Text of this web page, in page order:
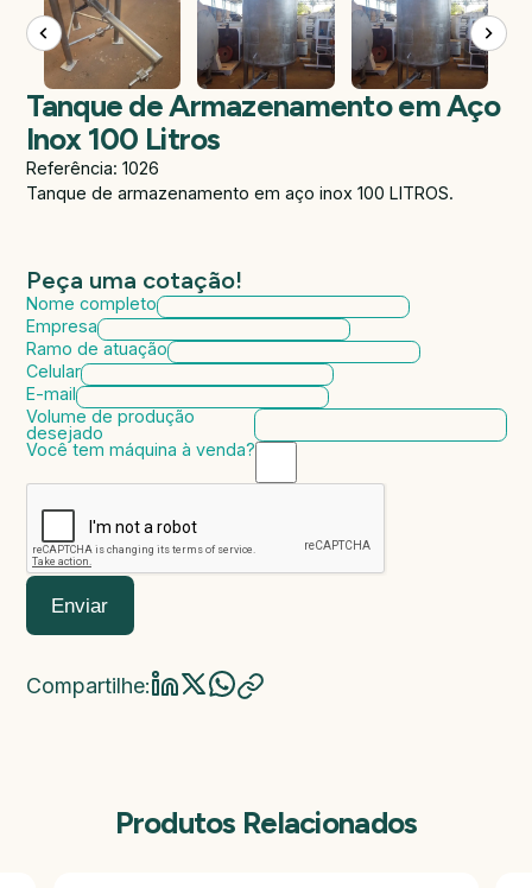
Tanque de Armazenamento em Aço
Inox 100 Litros
Referência: 1026
Tanque de armazenamento em aço inox 100 LITROS.
Peça uma cotação!
Nome completo
Empresa
Ramo de atuação
Celular
E-mail
Volume de produção
desejado
Você tem máquina à venda?
Marca da máquina
Modelo da máquina
Ano de fabricação
Valor da máquina
Enviar
Compartilhe:
Produtos Relacionados